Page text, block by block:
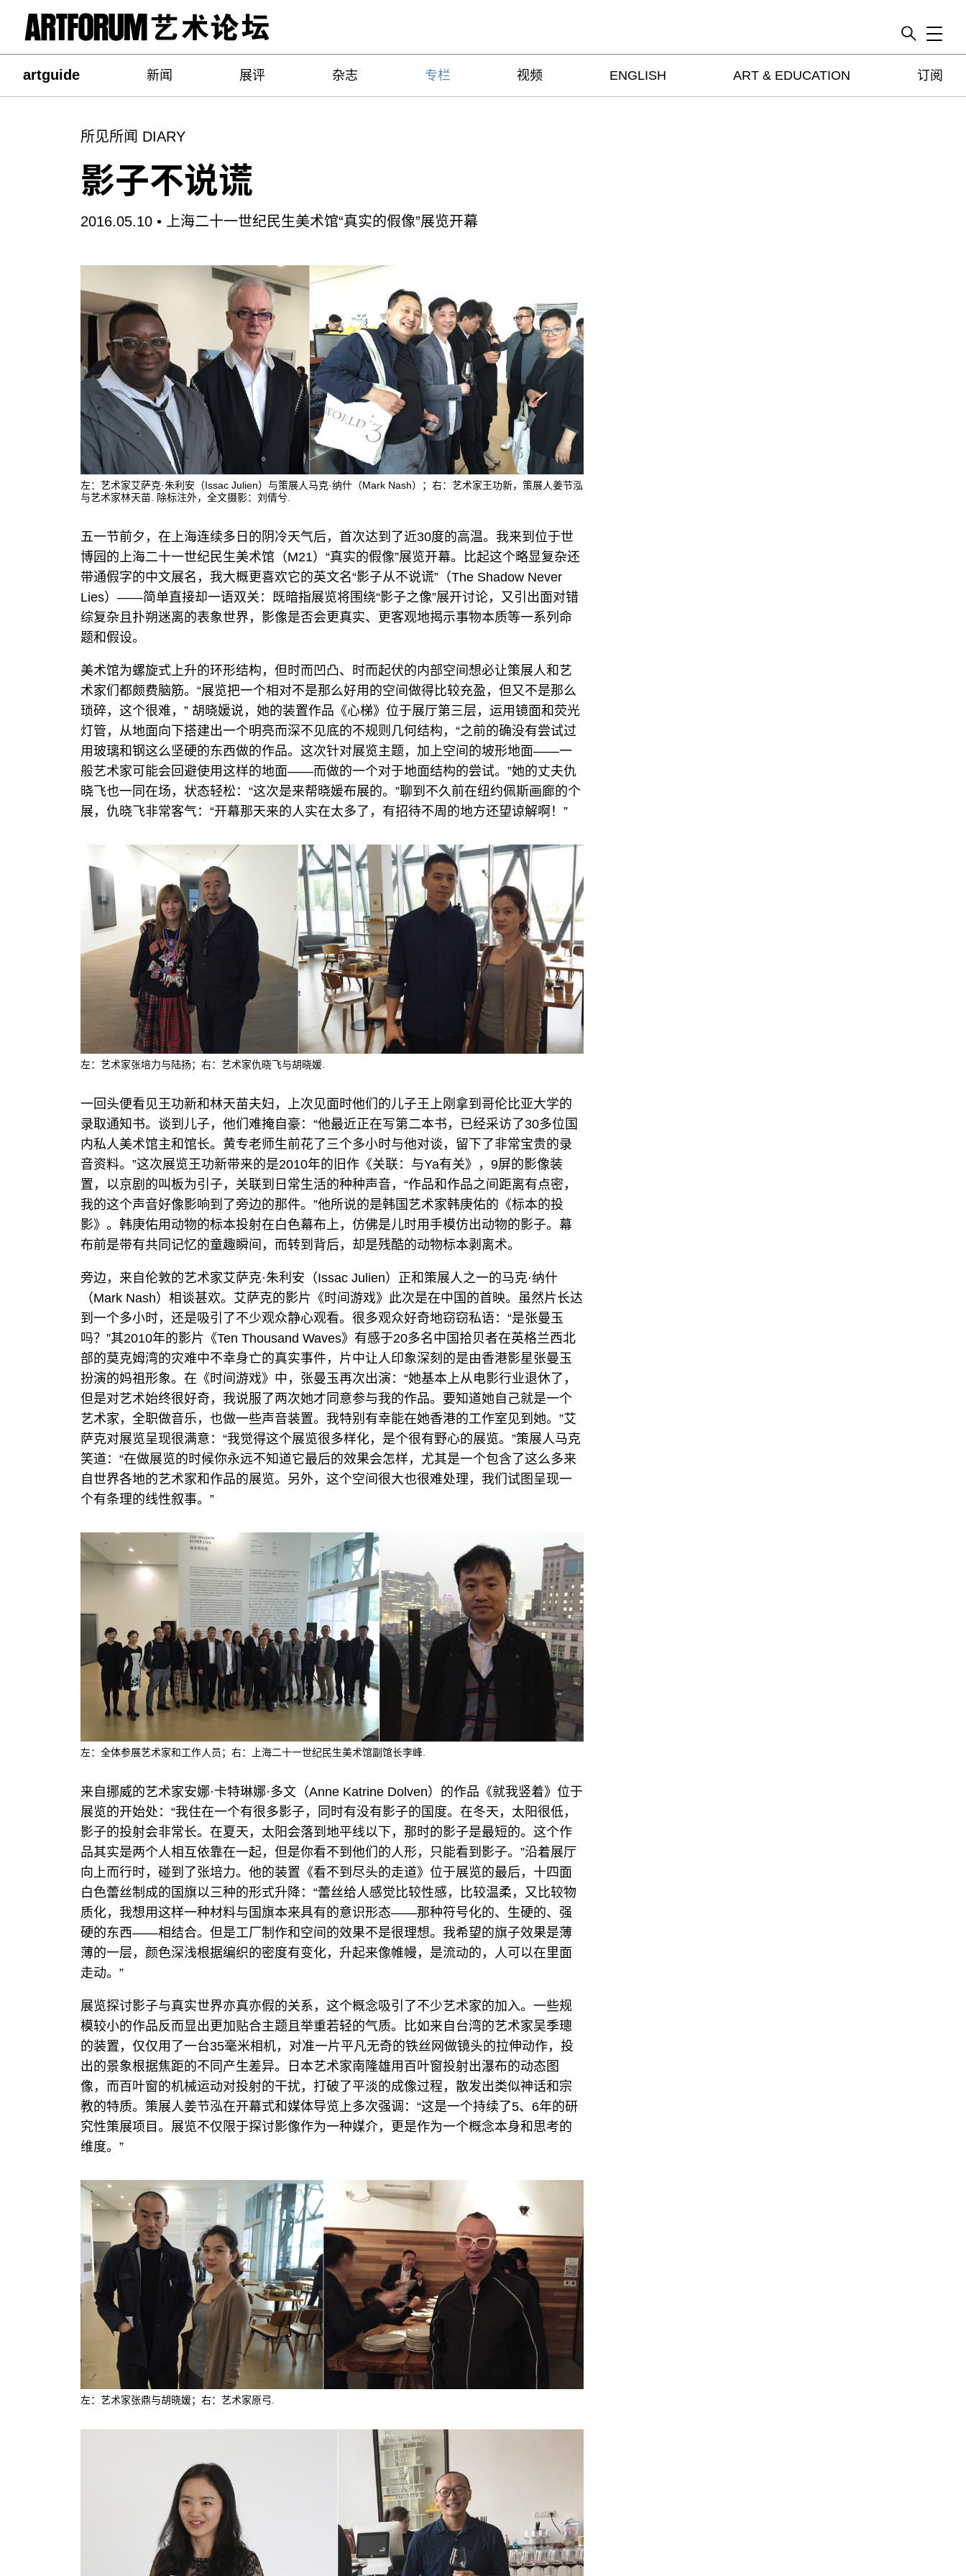
Toggle
artguide 新闻 展评 杂志 专栏 视频 ENGLISH ART & EDUCATION 订阅
所见所闻 DIARY
影子不说谎
2016.05.10 • 上海二十一世纪民生美术馆“真实的假像”展览开幕
左：艺术家艾萨克·朱利安（Issac Julien）与策展人马克·纳什（Mark Nash）；右：艺术家王功新，策展人姜节泓
与艺术家林天苗. 除标注外，全文摄影：刘倩兮.
五一节前夕，在上海连续多日的阴冷天气后，首次达到了近30度的高温。我来到位于世
博园的上海二十一世纪民生美术馆（M21）“真实的假像”展览开幕。比起这个略显复杂还
带通假字的中文展名，我大概更喜欢它的英文名“影子从不说谎”（The Shadow Never
Lies）——简单直接却一语双关：既暗指展览将围绕“影子之像”展开讨论，又引出面对错
综复杂且扑朔迷离的表象世界，影像是否会更真实、更客观地揭示事物本质等一系列命
题和假设。
美术馆为螺旋式上升的环形结构，但时而凹凸、时而起伏的内部空间想必让策展人和艺
术家们都颇费脑筋。“展览把一个相对不是那么好用的空间做得比较充盈，但又不是那么
琐碎，这个很难，” 胡晓媛说，她的装置作品《心梯》位于展厅第三层，运用镜面和荧光
灯管，从地面向下搭建出一个明亮而深不见底的不规则几何结构，“之前的确没有尝试过
用玻璃和钢这么坚硬的东西做的作品。这次针对展览主题，加上空间的坡形地面——一
般艺术家可能会回避使用这样的地面——而做的一个对于地面结构的尝试。”她的丈夫仇
晓飞也一同在场，状态轻松：“这次是来帮晓媛布展的。”聊到不久前在纽约佩斯画廊的个
展，仇晓飞非常客气：“开幕那天来的人实在太多了，有招待不周的地方还望谅解啊！”
左：艺术家张培力与陆扬；右：艺术家仇晓飞与胡晓媛.
一回头便看见王功新和林天苗夫妇，上次见面时他们的儿子王上刚拿到哥伦比亚大学的
录取通知书。谈到儿子，他们难掩自豪：“他最近正在写第二本书，已经采访了30多位国
内私人美术馆主和馆长。黄专老师生前花了三个多小时与他对谈，留下了非常宝贵的录
音资料。”这次展览王功新带来的是2010年的旧作《关联：与Ya有关》，9屏的影像装
置，以京剧的叫板为引子，关联到日常生活的种种声音，“作品和作品之间距离有点密，
我的这个声音好像影响到了旁边的那件。”他所说的是韩国艺术家韩庚佑的《标本的投
影》。韩庚佑用动物的标本投射在白色幕布上，仿佛是儿时用手模仿出动物的影子。幕
布前是带有共同记忆的童趣瞬间，而转到背后，却是残酷的动物标本剥离术。
旁边，来自伦敦的艺术家艾萨克·朱利安（Issac Julien）正和策展人之一的马克·纳什
（Mark Nash）相谈甚欢。艾萨克的影片《时间游戏》此次是在中国的首映。虽然片长达
到一个多小时，还是吸引了不少观众静心观看。很多观众好奇地窃窃私语：“是张曼玉
吗？”其2010年的影片《Ten Thousand Waves》有感于20多名中国拾贝者在英格兰西北
部的莫克姆湾的灾难中不幸身亡的真实事件，片中让人印象深刻的是由香港影星张曼玉
扮演的妈祖形象。在《时间游戏》中，张曼玉再次出演：“她基本上从电影行业退休了，
但是对艺术始终很好奇，我说服了两次她才同意参与我的作品。要知道她自己就是一个
艺术家，全职做音乐，也做一些声音装置。我特别有幸能在她香港的工作室见到她。”艾
萨克对展览呈现很满意：“我觉得这个展览很多样化，是个很有野心的展览。”策展人马克
笑道：“在做展览的时候你永远不知道它最后的效果会怎样，尤其是一个包含了这么多来
自世界各地的艺术家和作品的展览。另外，这个空间很大也很难处理，我们试图呈现一
个有条理的线性叙事。”
左：全体参展艺术家和工作人员；右：上海二十一世纪民生美术馆副馆长李峰.
来自挪威的艺术家安娜·卡特琳娜·多文（Anne Katrine Dolven）的作品《就我竖着》位于
展览的开始处：“我住在一个有很多影子，同时有没有影子的国度。在冬天，太阳很低，
影子的投射会非常长。在夏天，太阳会落到地平线以下，那时的影子是最短的。这个作
品其实是两个人相互依靠在一起，但是你看不到他们的人形，只能看到影子。”沿着展厅
向上而行时，碰到了张培力。他的装置《看不到尽头的走道》位于展览的最后，十四面
白色蕾丝制成的国旗以三种的形式升降：“蕾丝给人感觉比较性感，比较温柔，又比较物
质化，我想用这样一种材料与国旗本来具有的意识形态——那种符号化的、生硬的、强
硬的东西——相结合。但是工厂制作和空间的效果不是很理想。我希望的旗子效果是薄
薄的一层，颜色深浅根据编织的密度有变化，升起来像帷幔，是流动的，人可以在里面
走动。”
展览探讨影子与真实世界亦真亦假的关系，这个概念吸引了不少艺术家的加入。一些规
模较小的作品反而显出更加贴合主题且举重若轻的气质。比如来自台湾的艺术家吴季璁
的装置，仅仅用了一台35毫米相机，对准一片平凡无奇的铁丝网做镜头的拉伸动作，投
出的景象根据焦距的不同产生差异。日本艺术家南隆雄用百叶窗投射出瀑布的动态图
像，而百叶窗的机械运动对投射的干扰，打破了平淡的成像过程，散发出类似神话和宗
教的特质。策展人姜节泓在开幕式和媒体导览上多次强调：“这是一个持续了5、6年的研
究性策展项目。展览不仅限于探讨影像作为一种媒介，更是作为一个概念本身和思考的
维度。”
左：艺术家张鼎与胡晓媛；右：艺术家原弓.